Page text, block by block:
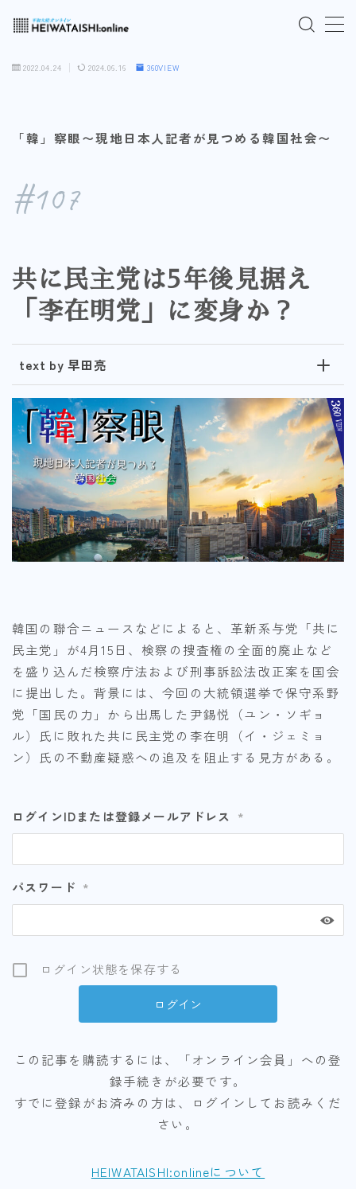
「HEIWATAISHI:online」について
よくあるご質問
2022.04.24 2024.06.16 360VIEW
「韓」察眼〜現地日本人記者が見つめる韓国社会〜
#107
共に民主党は5年後見据え
「李在明党」に変身か？
text by 早田亮
韓国の聯合ニュースなどによると、革新系与党「共に
民主党」が4月15日、検察の捜査権の全面的廃止など
を盛り込んだ検察庁法および刑事訴訟法改正案を国会
に提出した。背景には、今回の大統領選挙で保守系野
党「国民の力」から出馬した尹錫悦（ユン・ソギョ
ル）氏に敗れた共に民主党の李在明（イ・ジェミョ
ン）氏の不動産疑惑への追及を阻止する見方がある。
ログインIDまたは登録メールアドレス *
パスワード *
ログイン状態を保存する
この記事を購読するには、「オンライン会員」への登
録手続きが必要です。
すでに登録がお済みの方は、ログインしてお読みくだ
さい。
HEIWATAISHI:onlineについて